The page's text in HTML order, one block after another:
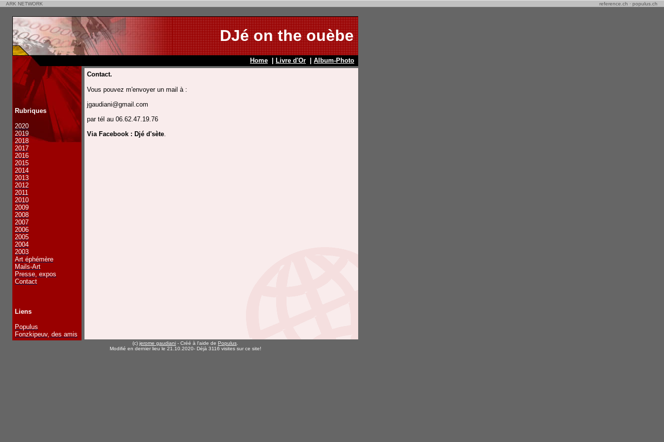
ARK NETWORK reference.ch · populus.ch
DJé on the ouèbe
Home Livre d'Or Album-Photo
Rubriques
2020
2019
2018
2017
2016
2015
2014
2013
2012
2011
2010
2009
2008
2007
2006
2005
2004
2003
Art éphémère
Mails-Art
Presse, expos
Contact
Liens
Populus
Fonzkipeuv, des amis
Contact.
Vous pouvez m'envoyer un mail à :
jgaudiani@gmail.com
par tél au 06.62.47.19.76
Via Facebook : Djé d'sète.
(c) jerome gaudiani - Créé à l'aide de Populus
Modifié en dernier lieu le 21.10.2020- Déjà 3116 visites sur ce site!